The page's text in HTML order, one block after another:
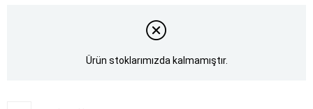
Ürün stoklarımızda kalmamıştır.